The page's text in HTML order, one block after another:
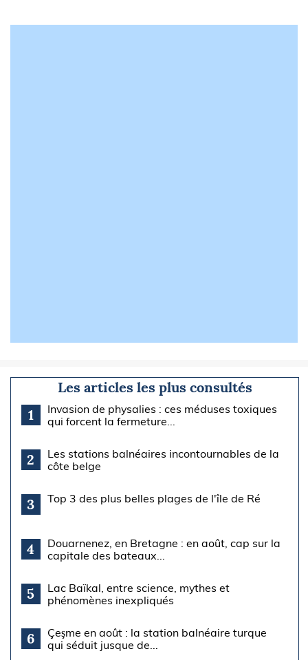
Les articles les plus consultés
1
Invasion de physalies : ces méduses toxiques
qui forcent la fermeture...
2
Les stations balnéaires incontournables de la
côte belge
3 Top 3 des plus belles plages de l'île de Ré
4
Douarnenez, en Bretagne : en août, cap sur la
capitale des bateaux...
5
Lac Baïkal, entre science, mythes et
phénomènes inexpliqués
6
Çeşme en août : la station balnéaire turque
qui séduit jusque de...